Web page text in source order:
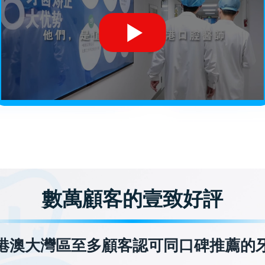
數萬顧客的壹致好評
澳大灣區至多顧客認可同口碑推薦的